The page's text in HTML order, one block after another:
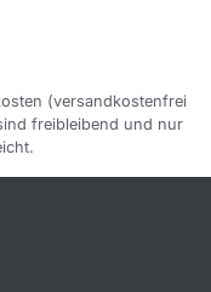
(versandkostenfrei
freibleibend und nur